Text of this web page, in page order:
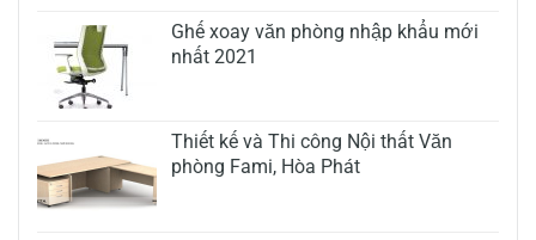
Ghế xoay văn phòng nhập khẩu mới
nhất 2021
Thiết kế và Thi công Nội thất Văn
phòng Fami, Hòa Phát